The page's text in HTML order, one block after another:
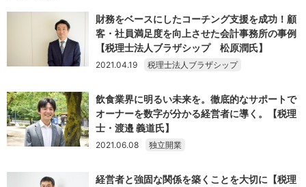
財務をベースにしたコーチング支援を成功！顧
客・社員満足度を向上させた会計事務所の事例
【税理士法人ブラザシップ 松原潤氏】
2021.04.19 税理士法人ブラザシップ
飲食業界に明るい未来を。徹底的なサポートで
オーナーを数字が分かる経営者に導く。【税理
士・渡邉 義道氏】
2021.06.08 独立開業
経営者と強固な関係を築くことを大切に【税理